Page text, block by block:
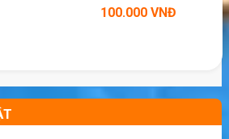
100.000 VNĐ